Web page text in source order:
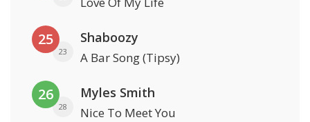
25
23
Shaboozy
A Bar Song (Tipsy)
26
28
Myles Smith
Nice To Meet You